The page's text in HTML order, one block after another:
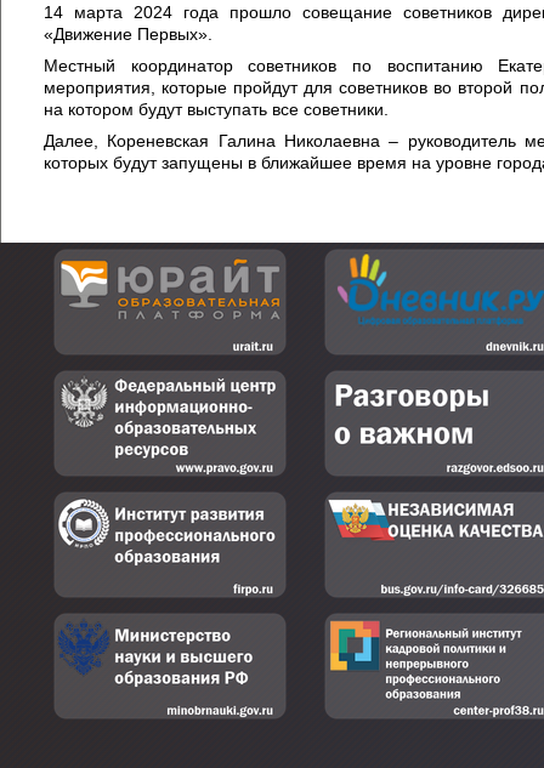
14 марта 2024 года прошло совещание советников
«Движение Первых».
Местный координатор советников по воспитанию
мероприятия, которые пройдут для советников во второй
на котором будут выступать все советники.
Далее, Кореневская Галина Николаевна – руководитель
которых будут запущены в ближайшее время на уровне